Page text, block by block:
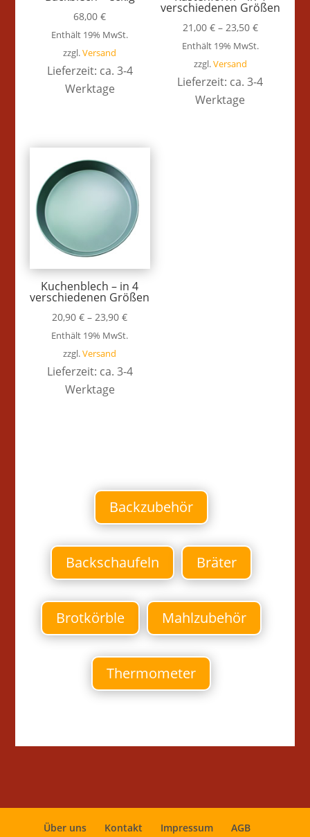
68,00€
Enthält 19% MwSt.
zzgl.Versand
Lieferzeit: ca. 3-4
Werktage
verschiedenen Größen
21,00 €– 23,50 €
Enthält 19% MwSt.
zzgl.Versand
Lieferzeit: ca. 3-4
Werktage
Kuchenblech – in 4
verschiedenen Größen
20,90€ – 23,90€
Enthält 19% MwSt.
zzgl.Versand
Lieferzeit: ca. 3-4
Werktage
Backzubehör
Backschaufeln Bräter
Brotkörble Mahlzubehör
Thermometer
Über uns Kontakt Impressum AGB